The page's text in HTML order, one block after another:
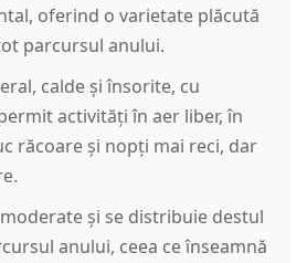
oferind o varietate plăcută
parcursul anului.
calde și însorite, cu
activități în aer liber, în
răcoare și nopți mai reci, dar
și se distribuie destul
anului, ceea ce înseamnă